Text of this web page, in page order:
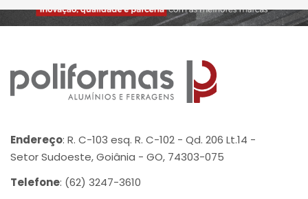
Endereço: R. C-103 esq. R. C-102 - Qd. 206 Lt.14 -
Setor Sudoeste, Goiânia - GO, 74303-075
Telefone: (62) 3247-3610